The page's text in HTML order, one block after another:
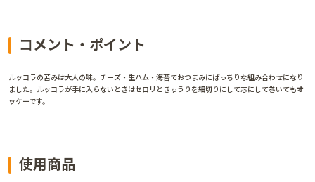
コメント・ポイント
ルッコラの苦みは大人の味。チーズ・生ハム・海苔でおつまみにばっちりな組み合わせになり
ました。ルッコラが手に入らないときはセロリときゅうりを細切りにして芯にして巻いてもオ
ッケーです。
使用商品